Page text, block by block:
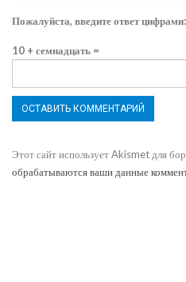
Пожалуйста, введите ответ цифрами:
10 + семнадцать =
Этот сайт использует Akismet для
обрабатываются ваши данные